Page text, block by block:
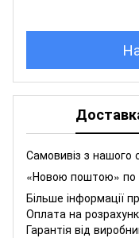
Самовивіз з
«Новою поштою» по
Більше інформації
Оплата на
Гарантія від